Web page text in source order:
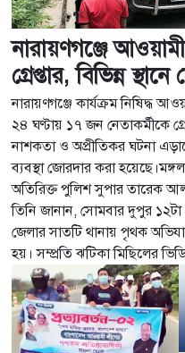
নারায়ণগঞ্জে
গ্রেপ্তার, বিভিন্ন
নারায়ণগঞ্জে কার্যক্রম নিষিদ্ধ
২৪ ঘণ্টায় ১৭ জন নেতাকর্মীকে
নাশকতা ও অপ্রীতিকর ঘটনা
ব্যবস্থা জোরদার করা
অতিরিক্ত পুলিশ সুপার তারেক
তিনি জানান, সোমবার দুপুর ১২টা
জেলার সাতটি থানায় পৃথক
হয়। সম্প্রতি ঝটিকা মিছিলের